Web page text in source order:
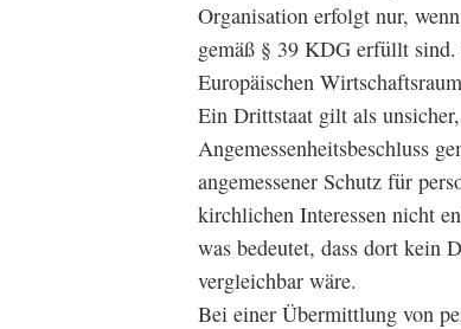
Organisation erfolgt nur,
gemäß § 39 KDG erfüllt sind.
Europäischen
Ein Drittstaat gilt als
Angemessenheitsbeschluss
angemessener Schutz für
kirchlichen Interessen nicht
was bedeutet, dass dort kein
vergleichbar wäre.
Bei einer Übermittlung von